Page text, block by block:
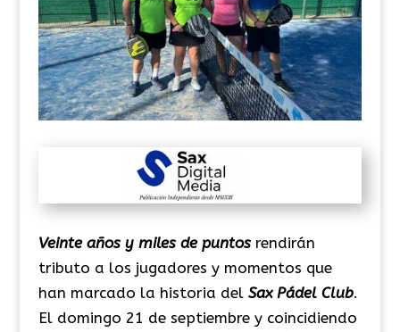
Veinte años y miles de puntos rendirán
tributo a los jugadores y momentos que
han marcado la historia del Sax Pádel Club.
El domingo 21 de septiembre y coincidiendo